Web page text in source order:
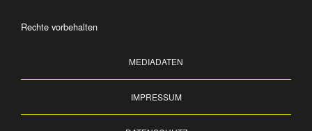
Rechte vorbehalten
MEDIADATEN
IMPRESSUM